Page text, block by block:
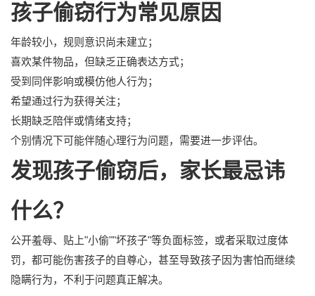
孩子偷窃行为常见原因
年龄较小，规则意识尚未建立；
喜欢某件物品，但缺乏正确表达方式；
受到同伴影响或模仿他人行为；
希望通过行为获得关注；
长期缺乏陪伴或情绪支持；
个别情况下可能伴随心理行为问题，需要进一步评估。
发现孩子偷窃后，家长最忌讳
什么？
公开羞辱、贴上"小偷""坏孩子"等负面标签，或者采取过度体
罚，都可能伤害孩子的自尊心，甚至导致孩子因为害怕而继续
隐瞒行为，不利于问题真正解决。